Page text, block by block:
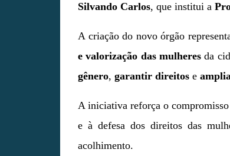
Silvando Carlos, que institui a
A criação do novo órgão
e valorização das mulheres da
gênero, garantir direitos e
A iniciativa reforça o
e à defesa dos direitos das
acolhimento.